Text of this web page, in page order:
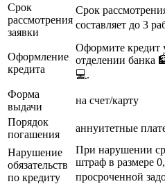
Срок
рассмотрения
заявки
Срок
составляет до 3
Оформление
кредита
Оформите кредит
отделении банка
💻.
Форма
выдачи
на счет/карту
Порядок
погашения
аннуитетные
Нарушение
обязательств
по кредиту
При нарушении
штраф в размере
просроченной